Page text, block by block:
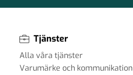
Tjänster
Alla våra tjänster
Varumärke och kommunikation